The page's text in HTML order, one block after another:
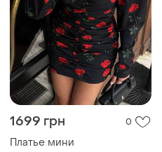
1699 грн 0
Платье мини